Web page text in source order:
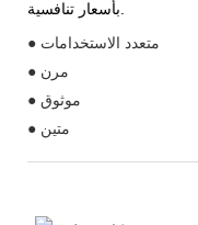
● متعدد الاستخدامات
● مرن
● موثوق
● متين